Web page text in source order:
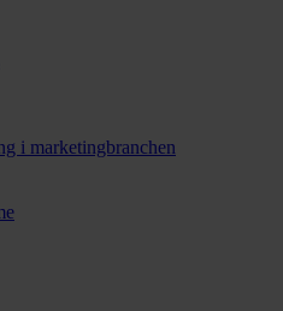
i marketingbranchen